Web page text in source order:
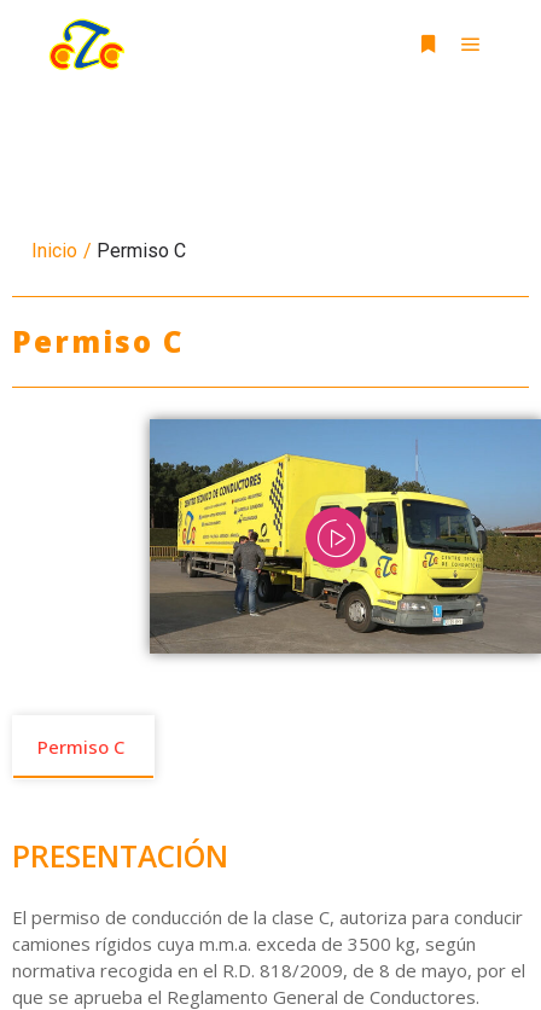
Inicio / Permiso C
Permiso C
Permiso C
PRESENTACIÓN
El permiso de conducción de la clase C, autoriza para conducir
camiones rígidos cuya m.m.a. exceda de 3500 kg, según
normativa recogida en el R.D. 818/2009, de 8 de mayo, por el
que se aprueba el Reglamento General de Conductores.